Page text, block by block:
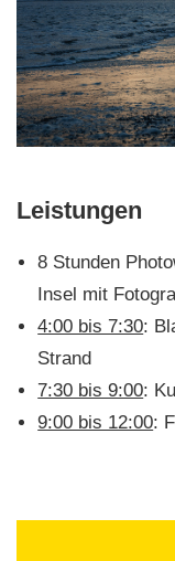
Leistungen
8 Stunden
Insel mit
4:00 bis 7:30:
Strand
7:30 bis 9:00:
9:00 bis 12:00: